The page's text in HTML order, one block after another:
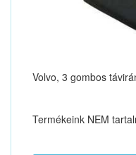
Volvo, 3 gombos
Termékeink NEM